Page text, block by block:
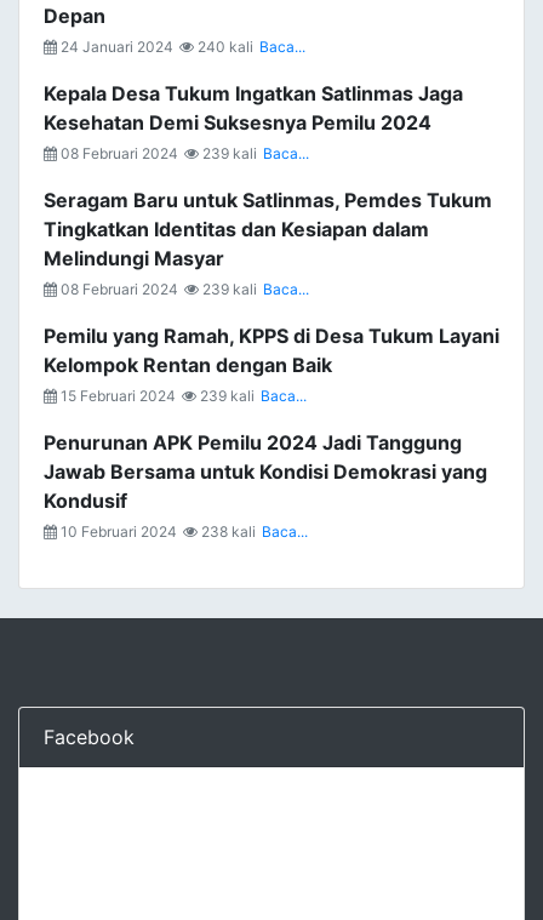
Depan
24 Januari 2024 240 kali Baca...
Kepala Desa Tukum Ingatkan Satlinmas Jaga
Kesehatan Demi Suksesnya Pemilu 2024
08 Februari 2024 239 kali Baca...
Seragam Baru untuk Satlinmas, Pemdes Tukum
Tingkatkan Identitas dan Kesiapan dalam
Melindungi Masyar
08 Februari 2024 239 kali Baca...
Pemilu yang Ramah, KPPS di Desa Tukum Layani
Kelompok Rentan dengan Baik
15 Februari 2024 239 kali Baca...
Penurunan APK Pemilu 2024 Jadi Tanggung
Jawab Bersama untuk Kondisi Demokrasi yang
Kondusif
10 Februari 2024 238 kali Baca...
Facebook